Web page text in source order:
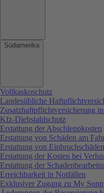
Südamerika
Vollkaskoschutz
Landesübliche
Zusatzhaftpflichtversicherung
Kfz-Diebstahlschutz
Erstattung der Abschleppkosten
Erstattung von Schäden am
Erstattung von
Erstattung der Kosten bei
Erstattung der
Erreichbarkeit in Notfällen
Exklusiver Zugang zu My